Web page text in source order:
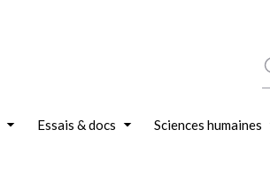
Essais & docs Sciences humaines